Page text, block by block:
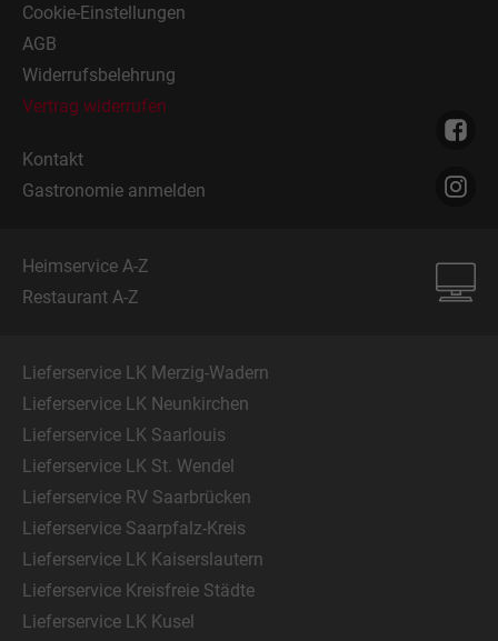
Cookie-Einstellungen
AGB
Widerrufsbelehrung
Vertrag widerrufen
Kontakt
Gastronomie anmelden
Heimservice A-Z
Restaurant A-Z
Lieferservice LK Merzig-Wadern
Lieferservice LK Neunkirchen
Lieferservice LK Saarlouis
Lieferservice LK St. Wendel
Lieferservice RV Saarbrücken
Lieferservice Saarpfalz-Kreis
Lieferservice LK Kaiserslautern
Lieferservice Kreisfreie Städte
Lieferservice LK Kusel